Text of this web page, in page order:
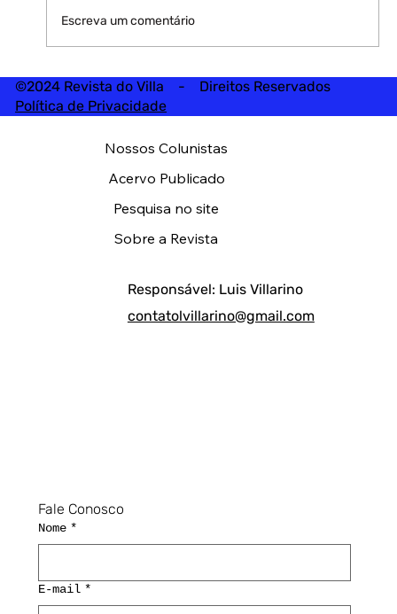
Escreva um comentário
©2024 Revista do Villa - Direitos Reservados
Política de Privacidade
Fale Conosco
Nome *
E-mail *
Responsável: Luis Villarino
contatolvillarino@gmail.com
Nossos Colunistas
Acervo Publicado
Pesquisa no site
Sobre a Revista